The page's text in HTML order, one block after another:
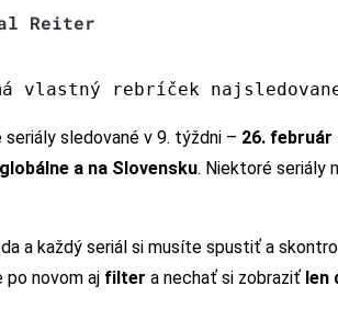
Reiter
vlastný rebríček
seriály sledované v 9. týždni – 26. február
globálne a na Slovensku. Niektoré seriály
a každý seriál si musíte spustiť a
po novom aj filter a nechať si zobraziť len